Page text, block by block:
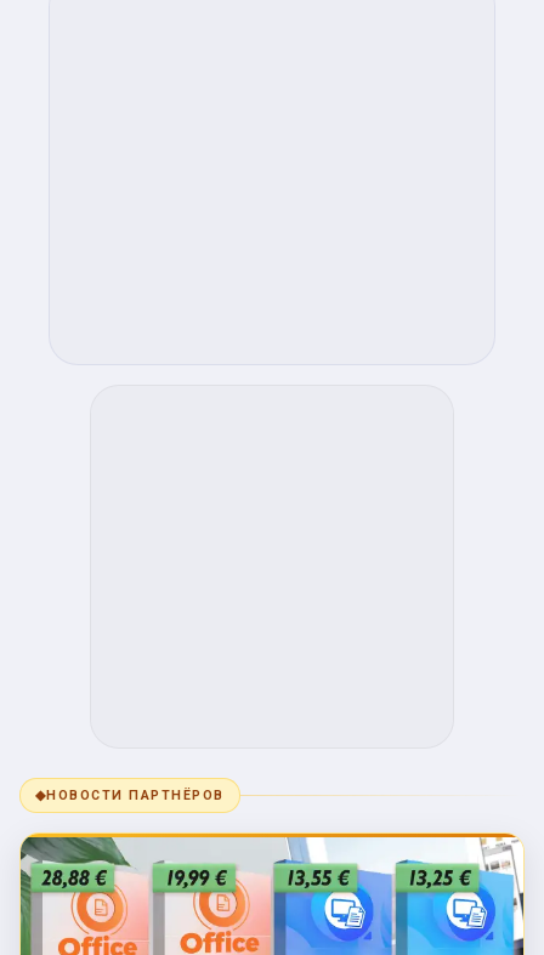
◆НОВОСТИ ПАРТНЁРОВ